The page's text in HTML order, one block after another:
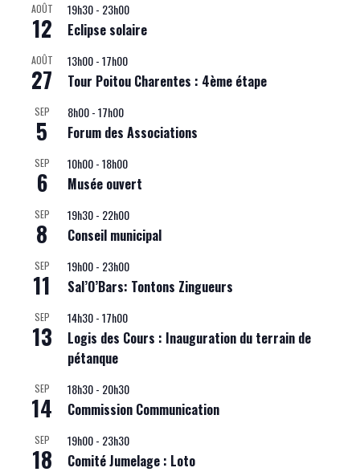
AOÛT
12
19h30- 23h00
Eclipse solaire
AOÛT
27
13h00-17h00
Tour Poitou Charentes : 4ème étape
SEP
5
8h00-17h00
Forum des Associations
SEP
6
10h00-18h00
Musée ouvert
SEP
8
19h30- 22h00
Conseil municipal
SEP
11
19h00- 23h00
Sal’O’Bars: Tontons Zingueurs
SEP
13
14h30-17h00
Logis des Cours : Inauguration du terrain de
pétanque
SEP
14
18h30- 20h30
Commission Communication
SEP
18
19h00- 23h30
Comité Jumelage : Loto